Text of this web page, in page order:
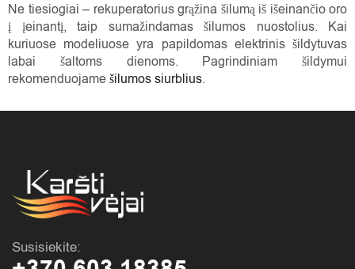
Ne tiesiogiai – rekuperatorius grąžina šilumą iš išeinančio oro
į įeinantį, taip sumažindamas šilumos nuostolius. Kai
kuriuose modeliuose yra papildomas elektrinis šildytuvas
labai šaltoms dienoms. Pagrindiniam šildymui
rekomenduojamešilumos siurblius.
Susisiekite: